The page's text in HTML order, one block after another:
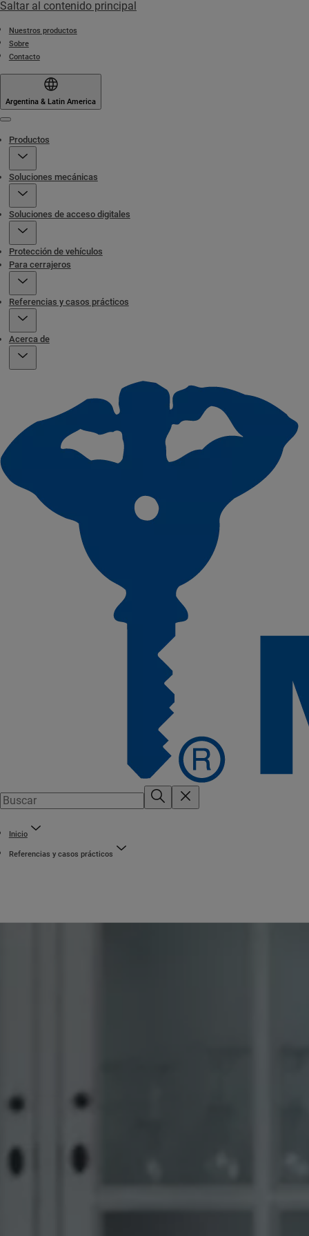
Saltar al contenido principal
Nuestros productos
Sobre
Contacto
Argentina & Latin America
Productos
Soluciones mecánicas
Soluciones de acceso digitales
Protección de vehículos
Para cerrajeros
Referencias y casos prácticos
Acerca de
Inicio
Referencias y casos prácticos